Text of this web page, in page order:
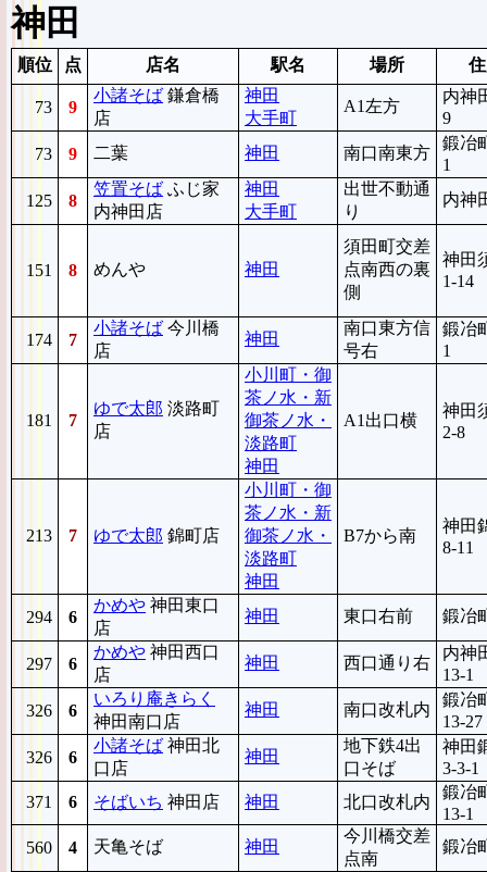
神田
順位 点 店名 駅名 場所
73 9
小諸そば 鎌倉橋
店
神田
大手町
A1左方
内神
9
73
9 二葉 神田 南口南東方
鍛冶
1
125
8
笠置そば ふじ家
内神田店
神田
大手町
出世不動通
り
内神
151 8 めんや 神田
須田町交差
点南西の裏
側
神田
1-14
174 7
小諸そば 今川橋
店
神田
南口東方信
号右
鍛冶
1
181 7
ゆで太郎 淡路町
店
小川町・御
茶ノ水・新
御茶ノ水・
淡路町
神田
A1出口横
神田
2-8
213 7 ゆで太郎 錦町店
小川町・御
茶ノ水・新
御茶ノ水・
淡路町
神田
B7から南
神田
8-11
294 6
かめや 神田東口
店
神田 東口右前 鍛冶
297 6
かめや 神田西口
店
神田 西口通り右
内神
13-1
326
6
いろり庵きらく
神田南口店
神田 南口改札内
鍛冶
13-27
326
6
小諸そば 神田北
口店
神田
地下鉄4出
口そば
神田
3-3-1
371
6 そばいち 神田店 神田 北口改札内
鍛冶
13-1
560
4 天亀そば 神田
今川橋交差
点南
鍛冶